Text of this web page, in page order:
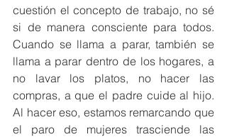
cuestión el concepto de trabajo, no sé
si de manera consciente para todos.
Cuando se llama a parar, también se
llama a parar dentro de los hogares, a
no lavar los platos, no hacer las
compras, a que el padre cuide al hijo.
Al hacer eso, estamos remarcando que
el paro de mujeres trasciende las